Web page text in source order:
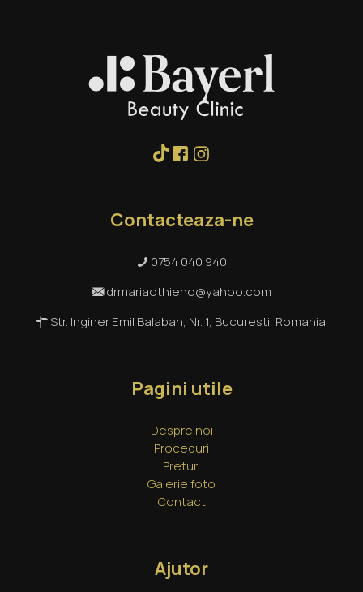
Contacteaza-ne
0754 040 940
drmariaothieno@yahoo.com
Str. Inginer Emil Balaban, Nr. 1, Bucuresti, Romania.
Pagini utile
Despre noi
Proceduri
Preturi
Galerie foto
Contact
Ajutor